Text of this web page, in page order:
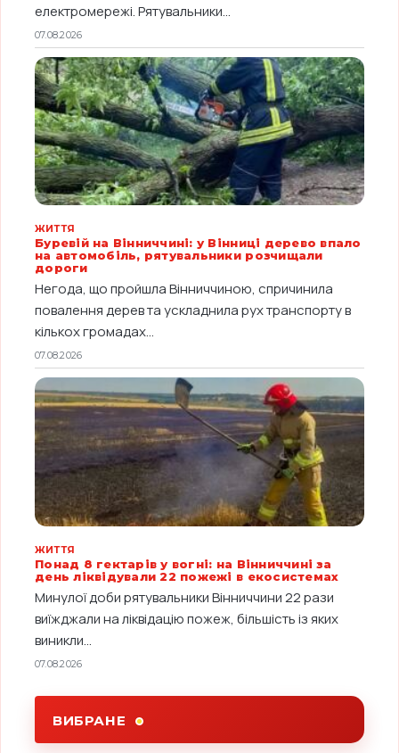
електромережі. Рятувальники...
07.08.2026
ЖИТТЯ
Буревій на Вінниччині: у Вінниці дерево впало
на автомобіль, рятувальники розчищали
дороги
Негода, що пройшла Вінниччиною, спричинила
повалення дерев та ускладнила рух транспорту в
кількох громадах...
07.08.2026
ЖИТТЯ
Понад 8 гектарів у вогні: на Вінниччині за
день ліквідували 22 пожежі в екосистемах
Минулої доби рятувальники Вінниччини 22 рази
виїжджали на ліквідацію пожеж, більшість із яких
виникли...
07.08.2026
ВИБРАНЕ